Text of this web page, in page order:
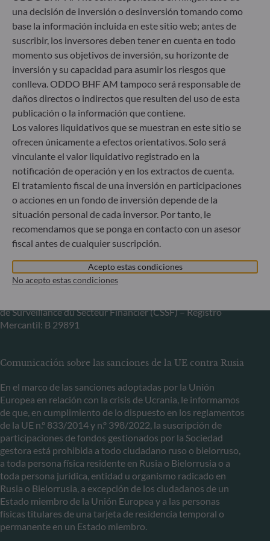
Herzogstraße 15
40217 Düsseldorf
Alemania
+49 (0) 211 239 24 01
Gallusanlage 8
60329 Frankfurt am Main
Alemania
+49 (0) 69 920 50 0
Sociedad Gestora de Carteras autorizada por la
Bundesanstalt für Finanzdienstleistungsaufsicht (“BaFin”)
Registro Comercial: HRB 11971 juzgado de primera
instancia de Düsseldorf
ODDO BHF Asset Management LUX
6, rue Gabriel Lippmann
+352 45 76 76 245
de Surveillance du Secteur Financier (CSSF) – Registro
Mercantil: B 29891
Comunicación sobre las sanciones de la UE contra Rusia
En el marco de las sanciones adoptadas por la Unión
Europea en relación con la crisis de Ucrania, le informamos
de que, en cumplimiento de lo dispuesto en los reglamentos
de la UE n.º 833/2014 y n.º 398/2022, la suscripción de
participaciones de fondos gestionados por la Sociedad
gestora está prohibida a todo ciudadano ruso o bielorruso,
a toda persona física residente en Rusia o Bielorrusia o a
toda persona jurídica, entidad u organismo radicado en
Rusia o Bielorrusia, a excepción de los ciudadanos de un
Estado miembro de la Unión Europea y a las personas
físicas titulares de una tarjeta de residencia temporal o
permanente en un Estado miembro.
una decisión de inversión o desinversión tomando como
base la información incluida en este sitio web; antes de
suscribir, los inversores deben tener en cuenta en todo
momento sus objetivos de inversión, su horizonte de
inversión y su capacidad para asumir los riesgos que
conlleva. ODDO BHF AM tampoco será responsable de
daños directos o indirectos que resulten del uso de esta
publicación o la información que contiene.
Los valores liquidativos que se muestran en este sitio se
ofrecen únicamente a efectos orientativos. Solo será
vinculante el valor liquidativo registrado en la
notificación de operación y en los extractos de cuenta.
El tratamiento fiscal de una inversión en participaciones
o acciones en un fondo de inversión depende de la
situación personal de cada inversor. Por tanto, le
recomendamos que se ponga en contacto con un asesor
fiscal antes de cualquier suscripción.
Acepto estas condiciones
No acepto estas condiciones